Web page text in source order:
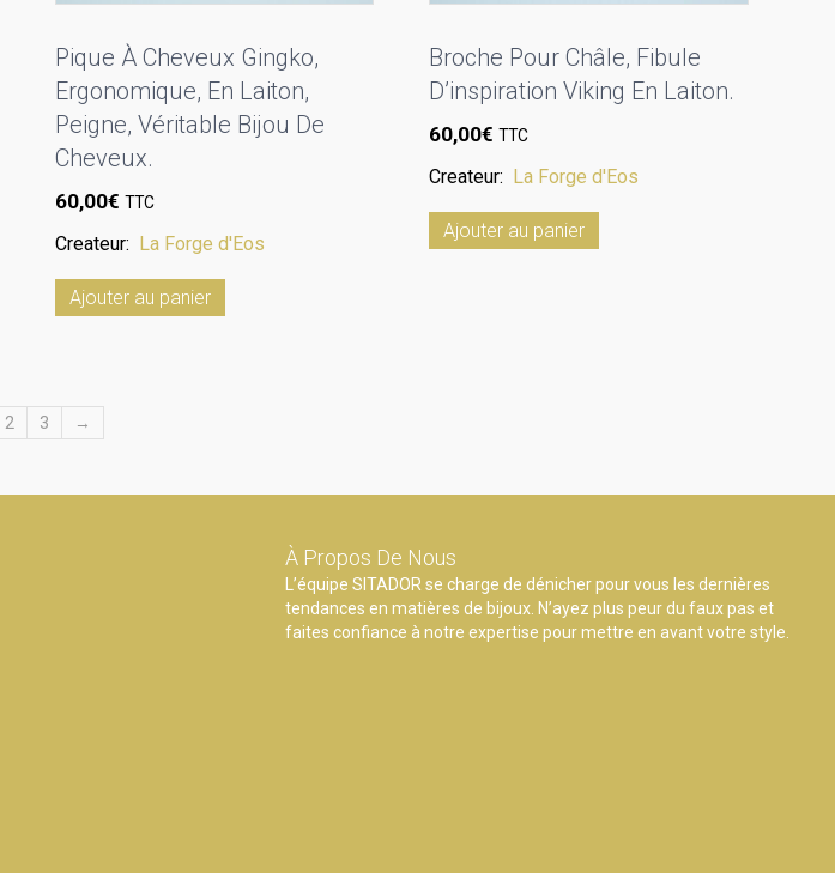
Pique À Cheveux Gingko,
Ergonomique, En Laiton,
Peigne, Véritable Bijou De
Cheveux.
60,00€ TTC
Createur: La Forge d'Eos
Ajouter au panier
Broche Pour Châle, Fibule
D’inspiration Viking En Laiton.
60,00€ TTC
Createur: La Forge d'Eos
Ajouter au panier
2 3 →
À Propos De Nous
L’équipe SITADOR se charge de dénicher pour vous les dernières
tendances en matières de bijoux. N’ayez plus peur du faux pas et
faites confiance à notre expertise pour mettre en avant votre style.